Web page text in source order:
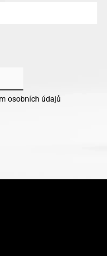
osobních údajů